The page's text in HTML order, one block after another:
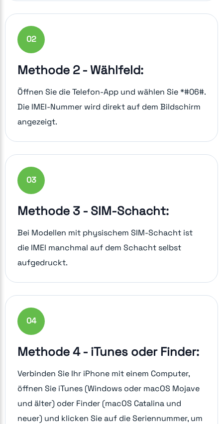
02
Methode 2 - Wählfeld:
Öffnen Sie die Telefon-App und wählen Sie *#06#.
Die IMEI-Nummer wird direkt auf dem Bildschirm
angezeigt.
03
Methode 3 - SIM-Schacht:
Bei Modellen mit physischem SIM-Schacht ist
die IMEI manchmal auf dem Schacht selbst
aufgedruckt.
04
Methode 4 - iTunes oder Finder:
Verbinden Sie Ihr iPhone mit einem Computer,
öffnen Sie iTunes (Windows oder macOS Mojave
und älter) oder Finder (macOS Catalina und
neuer) und klicken Sie auf die Seriennummer, um